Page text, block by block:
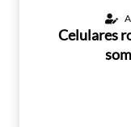
Celulares